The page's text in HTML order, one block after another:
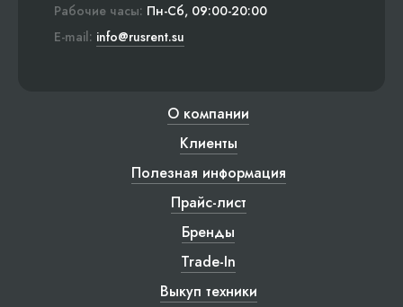
Рабочие часы: Пн-Сб, 09:00-20:00
E-mail: info@rusrent.su
О компании
Клиенты
Полезная информация
Прайс-лист
Бренды
Trade-In
Выкуп техники